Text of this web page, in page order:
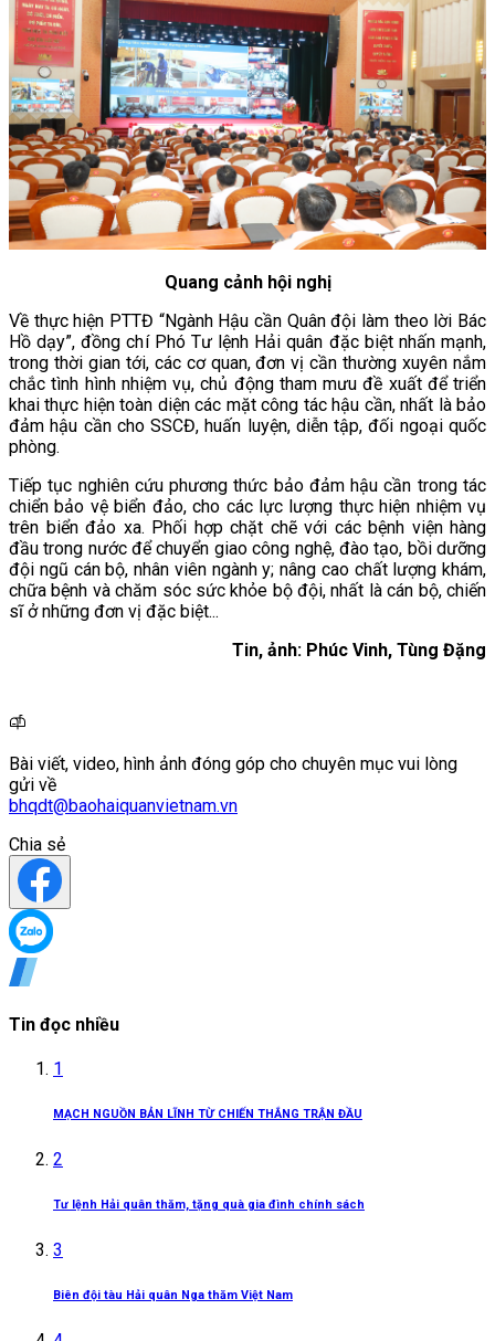
Quang cảnh hội nghị
Về thực hiện PTTĐ “Ngành Hậu cần Quân đội làm theo lời Bác
Hồ dạy”, đồng chí Phó Tư lệnh Hải quân đặc biệt nhấn mạnh,
trong thời gian tới, các cơ quan, đơn vị cần thường xuyên nắm
chắc tình hình nhiệm vụ, chủ động tham mưu đề xuất để triển
khai thực hiện toàn diện các mặt công tác hậu cần, nhất là bảo
đảm hậu cần cho SSCĐ, huấn luyện, diễn tập, đối ngoại quốc
phòng.
Tiếp tục nghiên cứu phương thức bảo đảm hậu cần trong tác
chiển bảo vệ biển đảo, cho các lực lượng thực hiện nhiệm vụ
trên biển đảo xa. Phối hợp chặt chẽ với các bệnh viện hàng
đầu trong nước để chuyển giao công nghệ, đào tạo, bồi dưỡng
đội ngũ cán bộ, nhân viên ngành y; nâng cao chất lượng khám,
chữa bệnh và chăm sóc sức khỏe bộ đội, nhất là cán bộ, chiến
sĩ ở những đơn vị đặc biệt...
Tin, ảnh: Phúc Vinh, Tùng Đặng
Bài viết, video, hình ảnh đóng góp cho chuyên mục vui lòng
gửi về
bhqdt@baohaiquanvietnam.vn
Chia sẻ
Tin đọc nhiều
1
MẠCH NGUỒN BẢN LĨNH TỪ CHIẾN THẮNG TRẬN ĐẦU
2
Tư lệnh Hải quân thăm, tặng quà gia đình chính sách
3
Biên đội tàu Hải quân Nga thăm Việt Nam